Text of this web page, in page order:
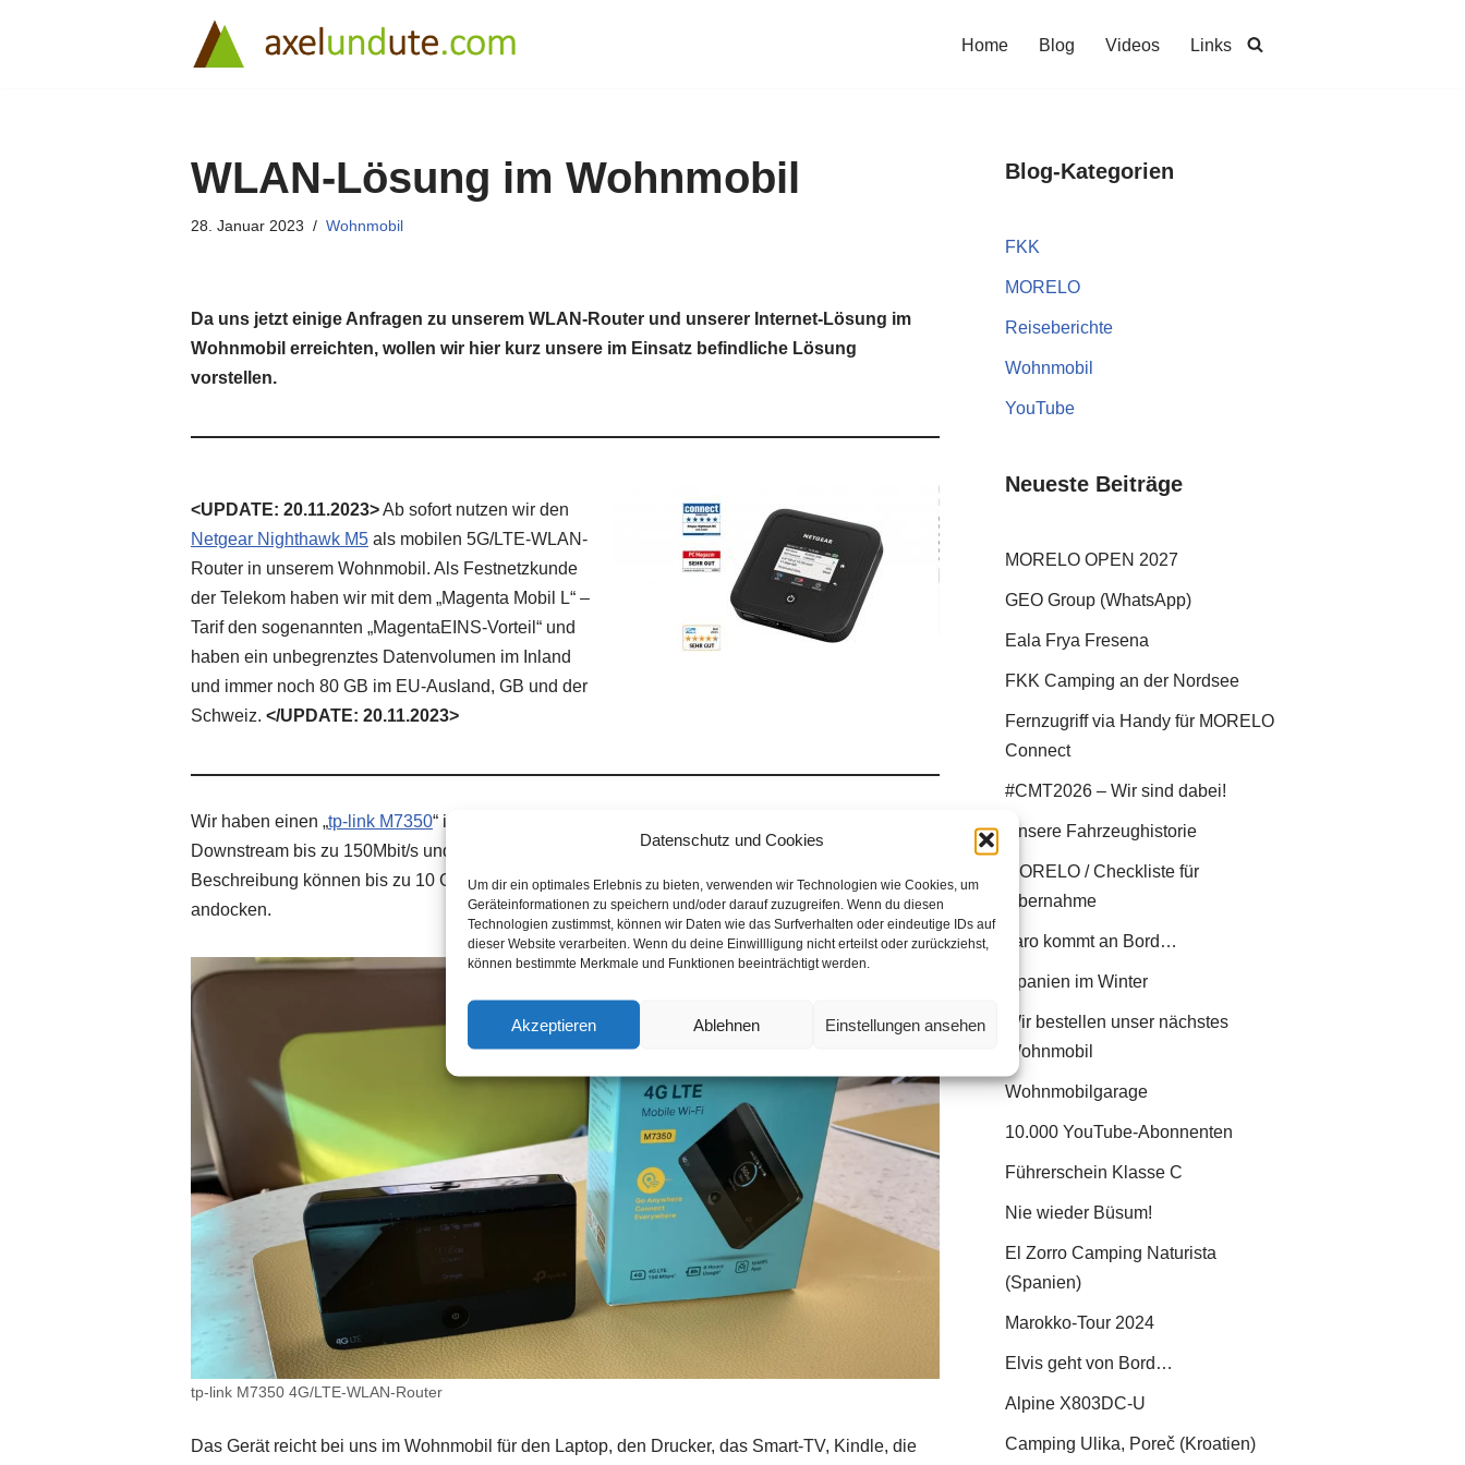
Datenschutz und Cookies
Um dir ein optimales Erlebnis zu bieten, verwenden wir Technologien wie Cookies, um
Geräteinformationen zu speichern und/oder darauf zuzugreifen. Wenn du diesen
Technologien zustimmst, können wir Daten wie das Surfverhalten oder eindeutige IDs auf
dieser Website verarbeiten. Wenn du deine Einwillligung nicht erteilst oder zurückziehst,
können bestimmte Merkmale und Funktionen beeinträchtigt werden.
Akzeptieren Ablehnen Einstellungen ansehen
Home Blog Videos Links
WLAN-Lösung im Wohnmobil
28. Januar 2023 Wohnmobil
Da uns jetzt einige Anfragen zu unserem WLAN-Router und unserer Internet-Lösung im
Wohnmobil erreichten, wollen wir hier kurz unsere im Einsatz befindliche Lösung
vorstellen.
<UPDATE: 20.11.2023>Ab sofort nutzen wir den
Netgear Nighthawk M5 als mobilen 5G/LTE-WLAN-
Router in unserem Wohnmobil. Als Festnetzkunde
der Telekom haben wir mit dem „Magenta Mobil L“ –
Tarif den sogenannten „MagentaEINS-Vorteil“ und
haben ein unbegrenztes Datenvolumen im Inland
und immer noch 80 GB im EU-Ausland, GB und der
Schweiz. </UPDATE: 20.11.2023>
Wir haben einen „tp-link M7350“ im Einsatz. Das ist ein mobiler 4G/LTE-WLAN-Router, der im
Downstream bis zu 150Mbit/s und im Upstream bis zu 50 Mbit/s unterstützt. Gemäß der
Beschreibung können bis zu 10 Geräte gleichzeitig an das vom Router aufgespannte WLAN
andocken.
tp-link M7350 4G/LTE-WLAN-Router
Das Gerät reicht bei uns im Wohnmobil für den Laptop, den Drucker, das Smart-TV, Kindle, die
Blog-Kategorien
FKK
MORELO
Reiseberichte
Wohnmobil
YouTube
Neueste Beiträge
MORELO OPEN 2027
GEO Group (WhatsApp)
Eala Frya Fresena
FKK Camping an der Nordsee
Fernzugriff via Handy für MORELO
Connect
#CMT2026 – Wir sind dabei!
Unsere Fahrzeughistorie
MORELO / Checkliste für
Übernahme
Jaro kommt an Bord…
Spanien im Winter
Wir bestellen unser nächstes
Wohnmobil
Wohnmobilgarage
10.000 YouTube-Abonnenten
Führerschein Klasse C
Nie wieder Büsum!
El Zorro Camping Naturista
(Spanien)
Marokko-Tour 2024
Elvis geht von Bord…
Alpine X803DC-U
Camping Ulika, Poreč (Kroatien)